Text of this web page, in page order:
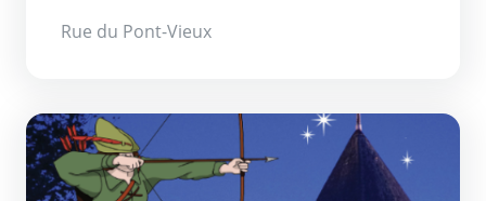
Rue du Pont-Vieux
Cinéma au château : Robin des Bois